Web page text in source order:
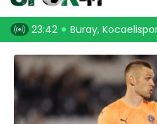
Kocaelisporluları mest etti
Bld.